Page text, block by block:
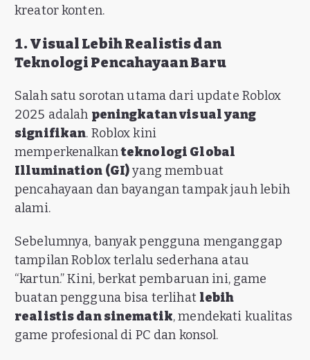
kreator konten.
1. Visual Lebih Realistis dan
Teknologi Pencahayaan Baru
Salah satu sorotan utama dari update Roblox
2025 adalah peningkatan visual yang
signifikan. Roblox kini
memperkenalkanteknologi Global
Illumination (GI)yang membuat
pencahayaan dan bayangan tampak jauh lebih
alami.
Sebelumnya, banyak pengguna menganggap
tampilan Roblox terlalu sederhana atau
“kartun.” Kini, berkat pembaruan ini, game
buatan pengguna bisa terlihat lebih
realistis dan sinematik, mendekati kualitas
game profesional di PC dan konsol.